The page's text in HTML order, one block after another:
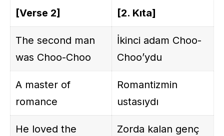
[Verse 2] [2. Kıta]
The second man
was Choo-Choo
İkinci adam Choo-
Choo’ydu
A master of
romance
Romantizmin
ustasıydı
He loved the
Zorda kalan genç